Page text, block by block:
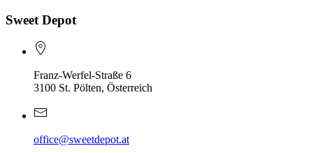
Sweet Depot
Franz-Werfel-Straße 6
3100 St. Pölten, Österreich
office@sweetdepot.at